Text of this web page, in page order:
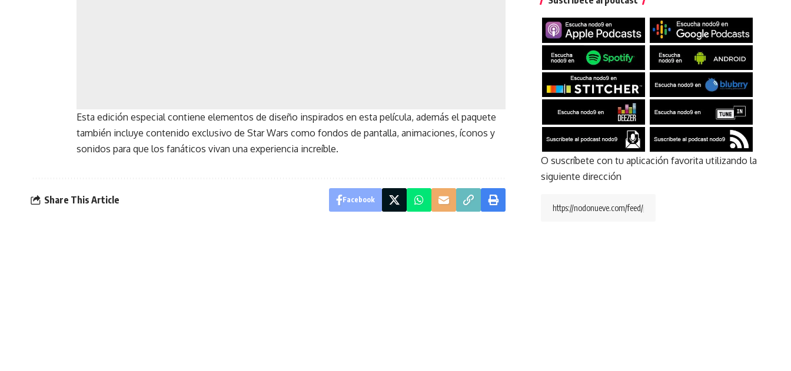
Esta edición especial contiene elementos de diseño inspirados en esta película, además el paquete
también incluye contenido exclusivo de Star Wars como fondos de pantalla, animaciones, íconos y
sonidos para que los fanáticos vivan una experiencia increíble.
Share This Article Facebook
O suscríbete con tu aplicación favorita utilizando la
siguiente dirección